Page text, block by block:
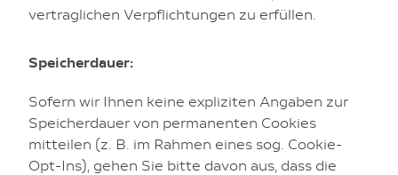
vertraglichen Verpflichtungen zu erfüllen.
Speicherdauer:
Sofern wir Ihnen keine expliziten Angaben zur
Speicherdauer von permanenten Cookies
mitteilen (z. B. im Rahmen eines sog. Cookie-
Opt-Ins), gehen Sie bitte davon aus, dass die